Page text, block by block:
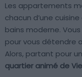
Les appartements
chacun d’une
bains moderne.
pour vous détendre
Alors, partant pour un
quartier animé de